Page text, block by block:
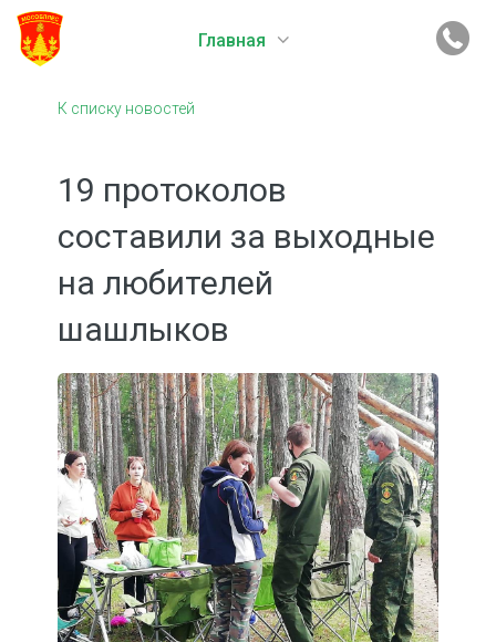
Главная
К списку новостей
19 протоколов
составили за выходные
на любителей
шашлыков